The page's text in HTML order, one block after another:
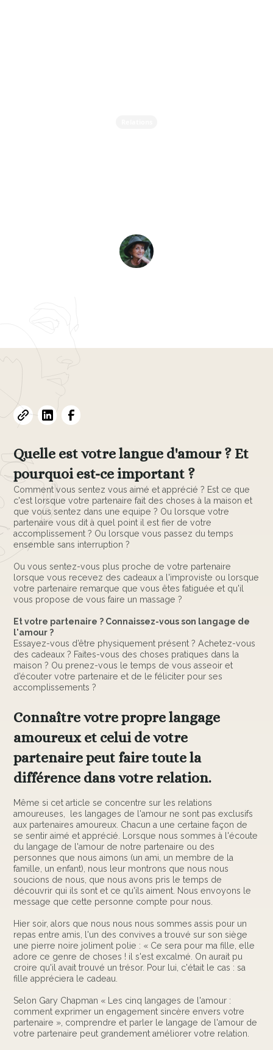
Quelle est votre langue d'amour ? Et
pourquoi est-ce important ?
Comment vous sentez vous aimé et apprécié ? Est ce que
c'est lorsque votre partenaire fait des choses à la maison et
que vous sentez dans une equipe ? Ou lorsque votre
partenaire vous dit à quel point il est fier de votre
accomplissement ? Ou lorsque vous passez du temps
ensemble sans interruption ?
Ou vous sentez-vous plus proche de votre partenaire
lorsque vous recevez des cadeaux a l'improviste ou lorsque
votre partenaire remarque que vous êtes fatiguée et qu'il
vous propose de vous faire un massage ?
Et votre partenaire ? Connaissez-vous son langage de
l'amour ?
Essayez-vous d’être physiquement présent ? Achetez-vous
des cadeaux ? Faites-vous des choses pratiques dans la
maison ? Ou prenez-vous le temps de vous asseoir et
d’écouter votre partenaire et de le féliciter pour ses
accomplissements ?
Connaître votre propre langage
amoureux et celui de votre
partenaire peut faire toute la
différence dans votre relation.
Même si cet article se concentre sur les relations
amoureuses, les langages de l'amour ne sont pas exclusifs
aux partenaires amoureux. Chacun a une certaine façon de
se sentir aimé et apprécié. Lorsque nous sommes à l'écoute
du langage de l'amour de notre partenaire ou des
personnes que nous aimons (un ami, un membre de la
famille, un enfant), nous leur montrons que nous nous
soucions de nous, que nous avons pris le temps de
découvrir qui ils sont et ce qu'ils aiment. Nous envoyons le
message que cette personne compte pour nous.
Hier soir, alors que nous nous nous sommes assis pour un
repas entre amis, l'un des convives a trouvé sur son siège
une pierre noire joliment polie : « Ce sera pour ma fille, elle
adore ce genre de choses ! il s'est excalmé. On aurait pu
croire qu'il avait trouvé un trésor. Pour lui, c'était le cas : sa
fille appréciera le cadeau.
Selon Gary Chapman « Les cinq langages de l'amour :
comment exprimer un engagement sincère envers votre
partenaire », comprendre et parler le langage de l'amour de
votre partenaire peut grandement améliorer votre relation.